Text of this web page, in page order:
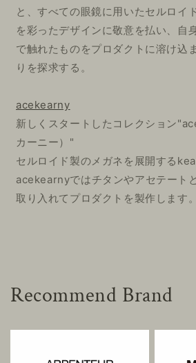
と、すべての眼鏡に用いたセルロイ
を彩ったデザインに敬意を払い、自
で触れたものをプロダクトに溶け込
りを探求する。
acekearny
新しくスタートしたコレクション
カーニー）"
セルロイド製のメガネを展開する
acekearnyではチタンやアセテート
取り入れてプロダクトを製作します。
Recommend Brand